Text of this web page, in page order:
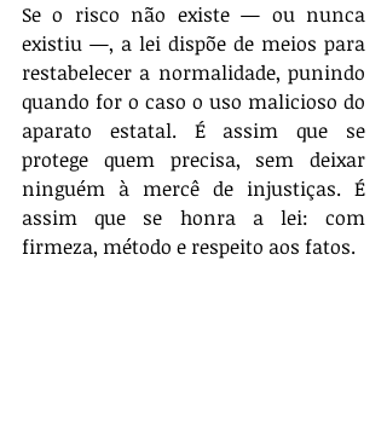
Se o risco não existe — ou nunca
existiu —, a lei dispõe de meios para
restabelecer a normalidade, punindo
quando for o caso o uso malicioso do
aparato estatal. É assim que se
protege quem precisa, sem deixar
ninguém à mercê de injustiças. É
assim que se honra a lei: com
firmeza, método e respeito aos fatos.